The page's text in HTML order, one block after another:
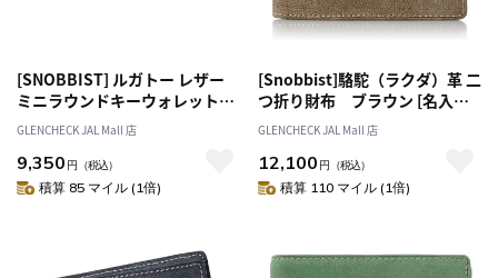
[SNOBBIST] ルガトー レザー
ミニラウンドキーウォレット
ブラウン [名入れ無料][オススメ
対象]
GLENCHECK JAL Mall 店
9,350 円 （税込）
積算 85 マイル (1倍)
[Snobbist]駱駝（ラクダ）革 二
つ折り財布 ブラウン [名入れ
無料]
GLENCHECK JAL Mall 店
12,100 円 （税込）
積算 110 マイル (1倍)